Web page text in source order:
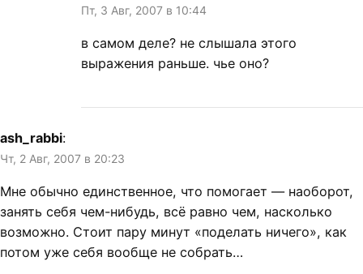
Пт, 3 Авг, 2007 в 10:44
в самом деле? не слышала этого
выражения раньше. чье оно?
ash_rabbi:
Чт, 2 Авг, 2007 в 20:23
Мне обычно единственное, что помогает — наоборот,
занять себя чем-нибудь, всё равно чем, насколько
возможно. Стоит пару минут «поделать ничего», как
потом уже себя вообще не собрать…